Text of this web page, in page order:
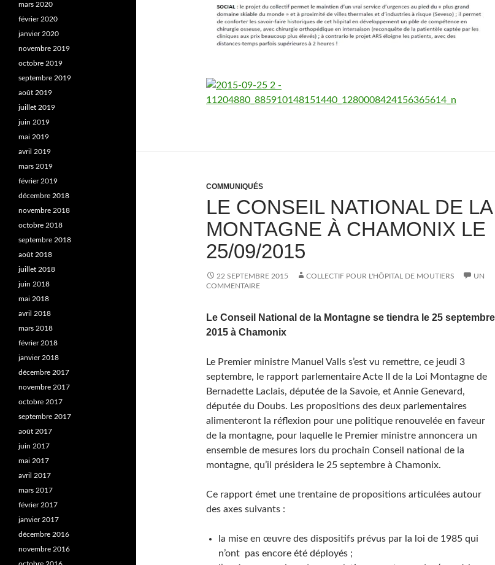
COMMUNIQUÉS
LE CONSEIL NATIONAL DE LA
MONTAGNE À CHAMONIX LE
25/09/2015
22 SEPTEMBRE 2015 COLLECTIF POUR L'HÔPITAL DE MOUTIERS
UN
COMMENTAIRE
Le Conseil National de la Montagne se tiendra le 25 septembre
2015 à Chamonix
Le Premier ministre Manuel Valls s’est vu remettre, ce jeudi 3
septembre, le rapport parlementaire Acte II de la Loi Montagne de
Bernadette Laclais, députée de la Savoie, et Annie Genevard,
députée du Doubs. Les propositions des deux parlementaires
alimenteront la réflexion pour une politique renouvelée en faveur
de la montagne, pour laquelle le Premier ministre annoncera un
ensemble de mesures lors du prochain Conseil national de la
montagne, qu’il présidera le 25 septembre à Chamonix.
Ce rapport émet une trentaine de propositions articulées autour
des axes suivants :
la mise en œuvre des dispositifs prévus par la loi de 1985 qui
n’ont pas encore été déployés ;
mars 2020
février 2020
janvier 2020
novembre 2019
octobre 2019
septembre 2019
août 2019
juillet 2019
juin 2019
mai 2019
avril 2019
mars 2019
février 2019
décembre 2018
novembre 2018
octobre 2018
septembre 2018
août 2018
juillet 2018
juin 2018
mai 2018
avril 2018
mars 2018
février 2018
janvier 2018
décembre 2017
novembre 2017
octobre 2017
septembre 2017
août 2017
juin 2017
mai 2017
avril 2017
mars 2017
février 2017
janvier 2017
décembre 2016
novembre 2016